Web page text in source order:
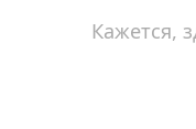
Кажется,